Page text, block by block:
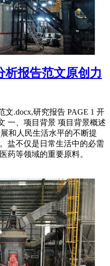
析报告范文原创力
.docx,研究报告 PAGE 1 开
一、项目背景 项目背景概述
和人民生活水平的不断提
盐不仅是日常生活中的必需
药等领域的重要原料。